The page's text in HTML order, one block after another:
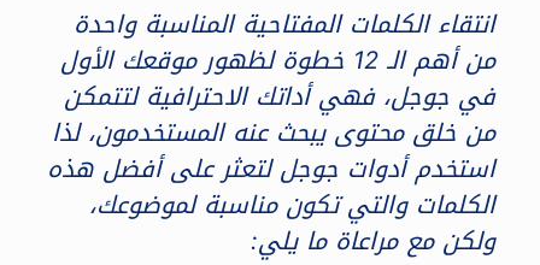
انتقاء الكلمات المفتاحية المناسبة واحدة
من أهم الـ 12 خطوة لظهور موقعك الأول
في جوجل، فهي أداتك الاحترافية لتتمكن
من خلق محتوى يبحث عنه المستخدمون، لذا
استخدم أدوات جوجل لتعثر على أفضل هذه
الكلمات والتي تكون مناسبة لموضوعك،
ولكن مع مراعاة ما يلي: